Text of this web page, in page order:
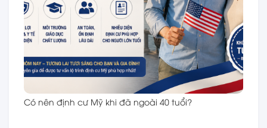
Có nên định cư Mỹ khi đã ngoài 40 tuổi?